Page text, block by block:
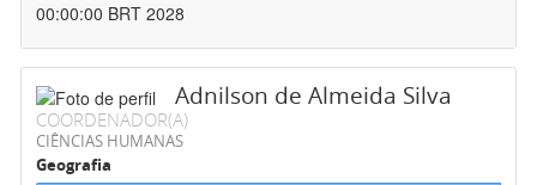
00:00:00 BRT 2028
Adnilson de Almeida Silva
COORDENADOR(A)
CIÊNCIAS HUMANAS
Geografia